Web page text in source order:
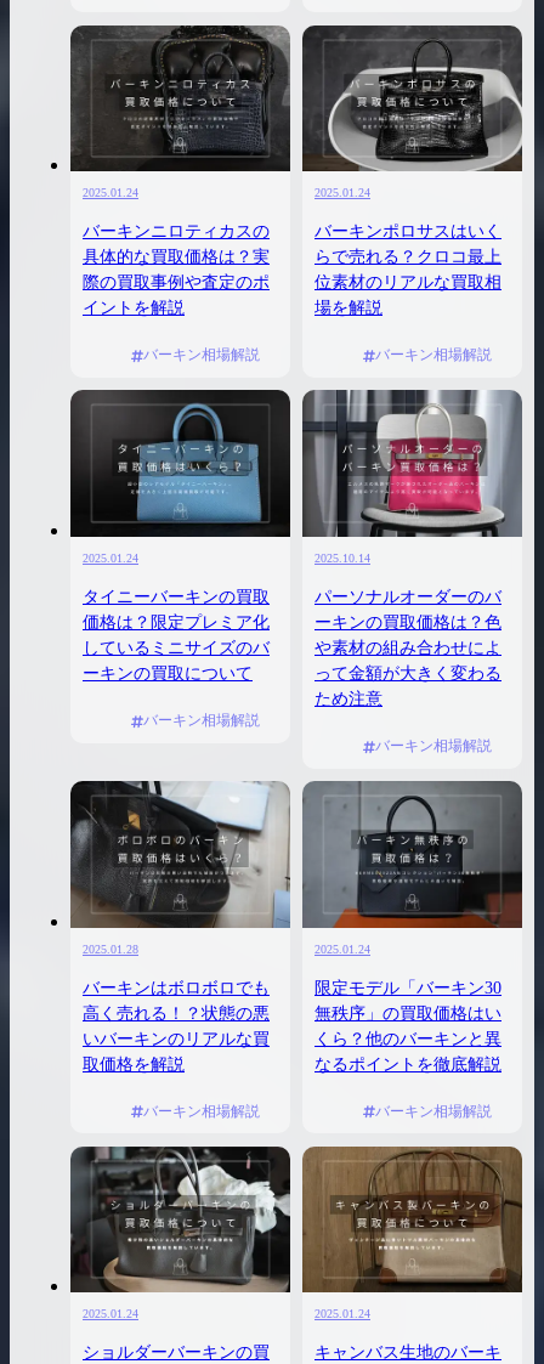
2025.01.24
バーキンニロティカスの
具体的な買取価格は？実
際の買取事例や査定のポ
イントを解説
バーキン相場解説
2025.01.24
バーキンポロサスはいく
らで売れる？クロコ最上
位素材のリアルな買取相
場を解説
バーキン相場解説
2025.01.24
タイニーバーキンの買取
価格は？限定プレミア化
しているミニサイズのバ
ーキンの買取について
バーキン相場解説
2025.10.14
パーソナルオーダーのバ
ーキンの買取価格は？色
や素材の組み合わせによ
って金額が大きく変わる
ため注意
バーキン相場解説
2025.01.28
バーキンはボロボロでも
高く売れる！？状態の悪
いバーキンのリアルな買
取価格を解説
バーキン相場解説
2025.01.24
限定モデル「バーキン30
無秩序」の買取価格はい
くら？他のバーキンと異
なるポイントを徹底解説
バーキン相場解説
2025.01.24
ショルダーバーキンの買
2025.01.24
キャンバス生地のバーキ